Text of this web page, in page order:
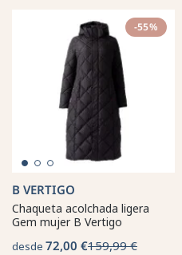
-55%
B VERTIGO
Chaqueta acolchada ligera
Gem mujer B Vertigo
desde 72,00 €159,99 €